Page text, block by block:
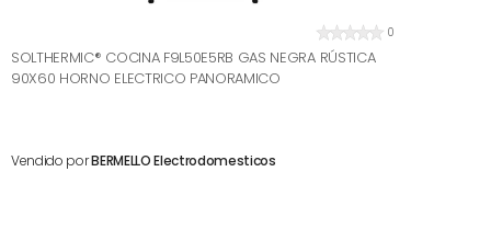
0
SOLTHERMIC® COCINA F9L50E5RB GAS NEGRA RÚSTICA
90X60 HORNO ELECTRICO PANORAMICO
Vendido porBERMELLO Electrodomesticos